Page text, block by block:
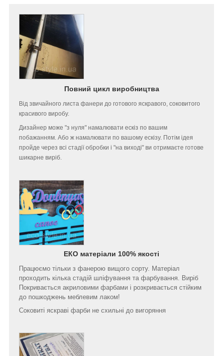
Повний цикл виробництва
Від звичайного листа фанери до готового яскравого, соковитого
красивого виробу.
Дизайнер може "з нуля" намалювати ескіз по вашим
побажанням. Або ж намалювати по вашому ескізу. Потім ідея
пройде через всі стадії обробки і "на виході" ви отримаєте готове
шикарне виріб.
ЕКО матеріали 100% якості
Працюємо тільки з фанерою вищого сорту. Матеріал
проходить кілька стадій шліфування та фарбування. Виріб
Покривається акриловими фарбами і розкривається стійким
до пошкоджень меблевим лаком!
Соковиті яскраві фарби не схильні до вигоряння